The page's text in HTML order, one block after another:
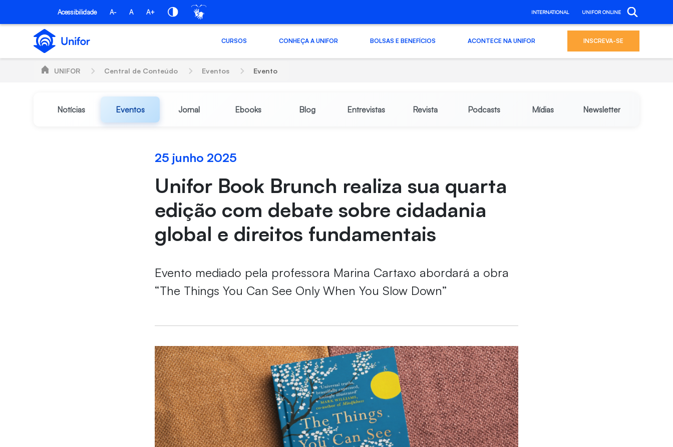
Pular para o Conteúdo principal
Acessibilidade A- A A+ INTERNATIONAL UNIFOR ONLINE
CURSOS CONHEÇA A UNIFOR BOLSAS E BENEFÍCIOS ACONTECE NA UNIFOR INSCREVA-SE
UNIFOR Central de Conteúdo Eventos Evento
Notícias Eventos Jornal Ebooks Blog Entrevistas Revista Podcasts Mídias Newsletter
25 junho 2025
Unifor Book Brunch realiza sua quarta
edição com debate sobre cidadania
global e direitos fundamentais
Evento mediado pela professora Marina Cartaxo abordará a obra
“The Things You Can See Only When You Slow Down”